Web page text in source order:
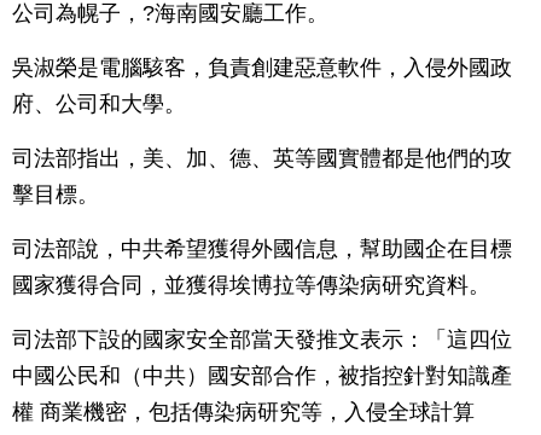
公司為幌子，?海南國安廳工作。
吳淑榮是電腦駭客，負責創建惡意軟件，入侵外國政
府、公司和大學。
司法部指出，美、加、德、英等國實體都是他們的攻
擊目標。
司法部說，中共希望獲得外國信息，幫助國企在目標
國家獲得合同，並獲得埃博拉等傳染病研究資料。
司法部下設的國家安全部當天發推文表示：「這四位
中國公民和（中共）國安部合作，被指控針對知識產
權 商業機密，包括傳染病研究等，入侵全球計算